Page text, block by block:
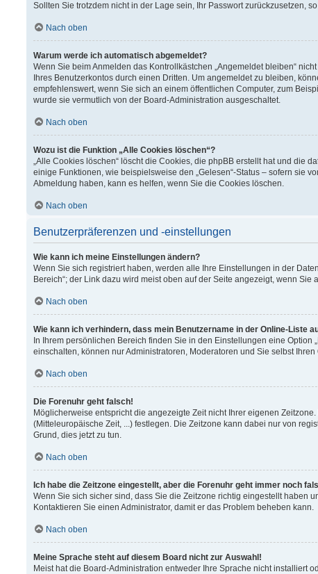
Sollten Sie trotzdem nicht in der Lage sein, Ihr Passwort zurückzusetzen,
Nach oben
Warum werde ich automatisch abgemeldet?
Wenn Sie beim Anmelden das Kontrollkästchen „Angemeldet bleiben“
Ihres Benutzerkontos durch einen Dritten. Um angemeldet zu bleiben,
empfehlenswert, wenn Sie sich an einem öffentlichen Computer, zum
wurde sie vermutlich von der Board-Administration ausgeschaltet.
Nach oben
Wozu ist die Funktion „Alle Cookies löschen“?
„Alle Cookies löschen“ löscht die Cookies, die phpBB erstellt hat und die
einige Funktionen, wie beispielsweise den „Gelesen“-Status – sofern sie
Abmeldung haben, kann es helfen, wenn Sie die Cookies löschen.
Nach oben
Benutzerpräferenzen und -einstellungen
Wie kann ich meine Einstellungen ändern?
Wenn Sie sich registriert haben, werden alle Ihre Einstellungen in der
Bereich“; der Link dazu wird meist oben auf der Seite angezeigt, wenn
Nach oben
Wie kann ich verhindern, dass mein Benutzername in der Online-Liste
In Ihrem persönlichen Bereich finden Sie in den Einstellungen eine
einschalten, können nur Administratoren, Moderatoren und Sie selbst
Nach oben
Die Forenuhr geht falsch!
Möglicherweise entspricht die angezeigte Zeit nicht Ihrer eigenen
(Mitteleuropäische Zeit, ...) festlegen. Die Zeitzone kann dabei nur von
Grund, dies jetzt zu tun.
Nach oben
Ich habe die Zeitzone eingestellt, aber die Forenuhr geht immer noch
Wenn Sie sich sicher sind, dass Sie die Zeitzone richtig eingestellt haben
Kontaktieren Sie einen Administrator, damit er das Problem beheben kann.
Nach oben
Meine Sprache steht auf diesem Board nicht zur Auswahl!
Meist hat die Board-Administration entweder Ihre Sprache nicht installiert